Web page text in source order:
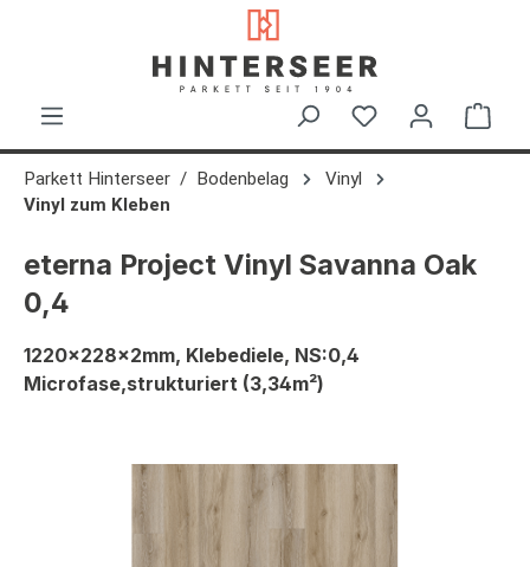
Parkett Hinterseer Bodenbelag
Vinyl
Vinyl zum Kleben
eterna Project Vinyl Savanna Oak
0,4
1220x228x2mm, Klebediele, NS:0,4
Microfase,strukturiert (3,34m²)
Bildergalerie überspringen